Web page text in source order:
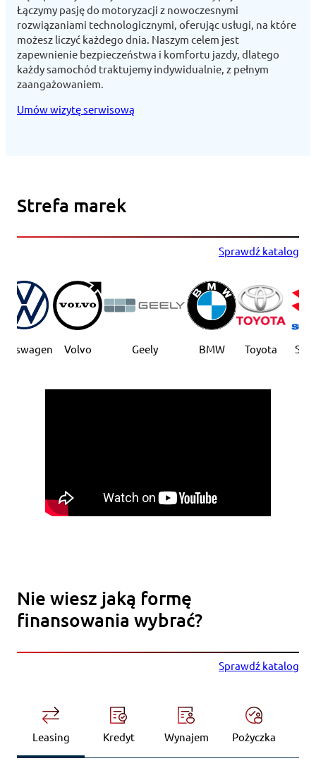
Łączymy pasję do motoryzacji z nowoczesnymi
rozwiązaniami technologicznymi, oferując usługi, na które
możesz liczyć każdego dnia. Naszym celem jest
zapewnienie bezpieczeństwa i komfortu jazdy, dlatego
każdy samochód traktujemy indywidualnie, z pełnym
zaangażowaniem.
Umów wizytę serwisową
Strefa marek
Sprawdź katalog
Volvo Geely BMW Toyota Suzuki
Nie wiesz jaką formę
finansowania wybrać?
Sprawdź katalog
Leasing Kredyt Wynajem Pożyczka